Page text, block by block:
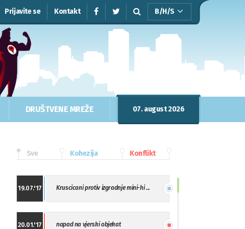
Prijavite se Kontakt B/H/S
DRUŠTVENE MREŽE 07. august 2026
Sve Kohezija Konflikt
19.07.'17 Kruscicani protiv izgradnje mini-hi ...
20.01.'17 napad na vjerski objekat